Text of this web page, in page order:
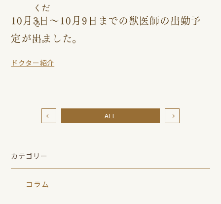
カテゴリー
コラム
10月3日〜10月9日までの獣医師の出勤予
定が出ました。
ドクター紹介
ALL